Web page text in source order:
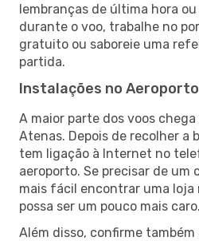
lembranças de última hora
durante o voo, trabalhe no
gratuito ou saboreie uma
partida.
Instalações no
A maior parte dos voos
Atenas. Depois de recolher a
tem ligação à Internet no
aeroporto. Se precisar de um
mais fácil encontrar uma loja
possa ser um pouco mais caro.
Além disso, confirme também